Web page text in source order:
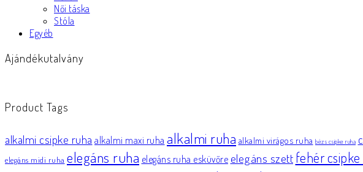
Női táska
Stóla
Egyéb
Ajándékutalvány
Product Tags
alkalmi csipke ruha alkalmi maxi ruha alkalmi ruha alkalmi virágos ruha bézs csipke ruha
elegáns midi ruha elegáns ruha elegáns ruha esküvőre elegáns szett fehér csipke